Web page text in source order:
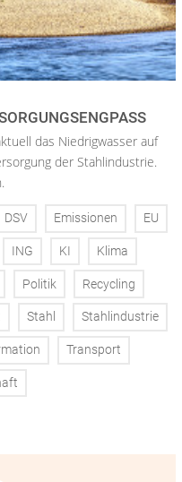
das Niedrigwasser auf
der Stahlindustrie.
DSV Emissionen EU
ING KI Klima
Politik Recycling
Stahl Stahlindustrie
Transport